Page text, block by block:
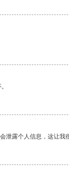
泄露个人信息，这让